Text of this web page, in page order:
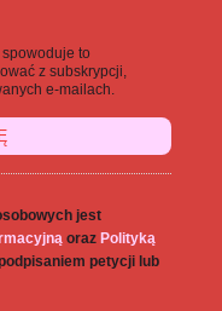
to
z subskrypcji,
e-mailach.
jest
oraz Polityką
petycji lub